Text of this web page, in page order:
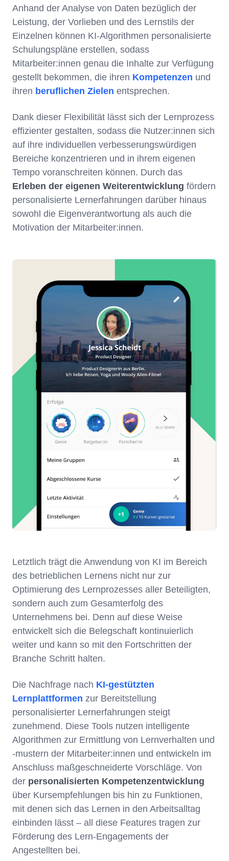
Anhand der Analyse von Daten bezüglich der
Leistung, der Vorlieben und des Lernstils der
Einzelnen können KI-Algorithmen personalisierte
Schulungspläne erstellen, sodass
Mitarbeiter:innen genau die Inhalte zur Verfügung
gestellt bekommen, die ihren Kompetenzen und
ihren beruflichen Zielen entsprechen.
Dank dieser Flexibilität lässt sich der Lernprozess
effizienter gestalten, sodass die Nutzer:innen sich
auf ihre individuellen verbesserungswürdigen
Bereiche konzentrieren und in ihrem eigenen
Tempo voranschreiten können. Durch das
Erleben der eigenen Weiterentwicklung fördern
personalisierte Lernerfahrungen darüber hinaus
sowohl die Eigenverantwortung als auch die
Motivation der Mitarbeiter:innen.
Letztlich trägt die Anwendung von KI im Bereich
des betrieblichen Lernens nicht nur zur
Optimierung des Lernprozesses aller Beteiligten,
sondern auch zum Gesamterfolg des
Unternehmens bei. Denn auf diese Weise
entwickelt sich die Belegschaft kontinuierlich
weiter und kann so mit den Fortschritten der
Branche Schritt halten.
Die Nachfrage nach KI-gestützten
Lernplattformen zur Bereitstellung
personalisierter Lernerfahrungen steigt
zunehmend. Diese Tools nutzen intelligente
Algorithmen zur Ermittlung von Lernverhalten und
-mustern der Mitarbeiter:innen und entwickeln im
Anschluss maßgeschneiderte Vorschläge. Von
der personalisierten Kompetenzentwicklung
über Kursempfehlungen bis hin zu Funktionen,
mit denen sich das Lernen in den Arbeitsalltag
einbinden lässt – all diese Features tragen zur
Förderung des Lern-Engagements der
Angestellten bei.